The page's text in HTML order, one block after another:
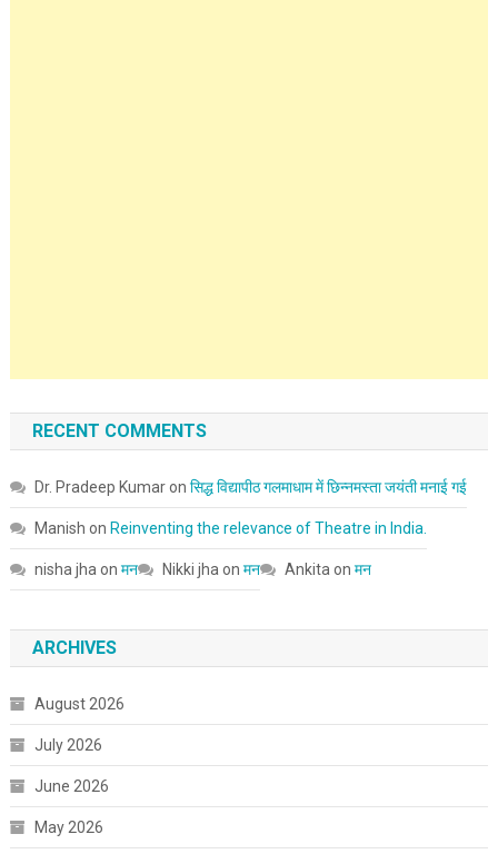
RECENT COMMENTS
Dr. Pradeep Kumaron सिद्ध विद्यापीठ गलमाधाम में छिन्नमस्ता जयंती मनाई गई
Manish on Reinventing the relevance of Theatre in India.
nisha jhaon मन Nikki jhaon मन Ankitaon मन
ARCHIVES
August 2026
July 2026
June 2026
May 2026